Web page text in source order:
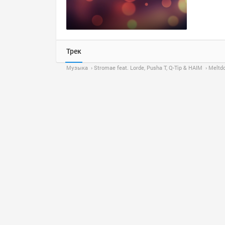
Трек
Музыка Stromae feat. Lorde, Pusha T, Q-Tip & HAIM